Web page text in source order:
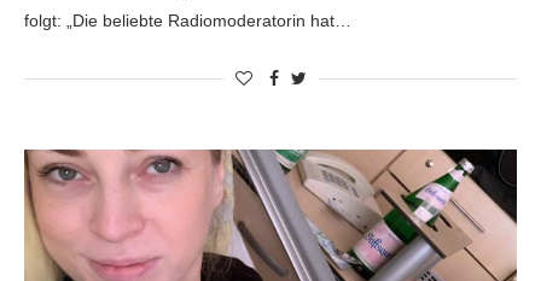
folgt: „Die beliebte Radiomoderatorin hat…